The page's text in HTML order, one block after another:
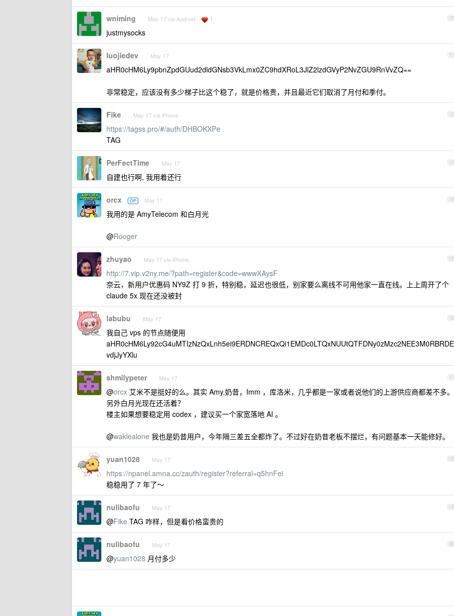
10
wniming May 17 via Android 1
justmysocks
11
luojiedev May 17
aHR0cHM6Ly9pbnZpdGUud2dldGNsb3VkLmx0ZC9hdXRoL3JlZ2lzdGVyP2NvZGU9RnVvZQ==
非常稳定，应该没有多少梯子比这个稳了，就是价格贵，并且最近它们取消了月付和季付。
12
Fike May 17 via iPhone
https://tagss.pro/#/auth/DHBOKXPe
TAG
13
PerFectTime May 17
自建也行啊, 我用着还行
14
orcx OP May 17
我用的是 AmyTelecom 和白月光
@Rooger
15
zhuyao May 17 via iPhone
http://7.vip.v2ny.me/?path=register&code=wwwXAysF
奈云，新用户优惠码 NY9Z 打 9 折，特别稳，延迟也很低，别家要么离线不可用他家一直在线。上上周开了个
claude 5x 现在还没被封
16
labubu May 17
我自己 vps 的节点随便用
aHR0cHM6Ly92cG4uMTIzNzQxLnh5ei9ERDNCREQxQi1EMDc0LTQxNUUtQTFDNy0zMzc2NEE3M0RBRDE
vdjJyYXlu
17
shmilypeter May 17
@orcx 艾米不是挺好的么。其实 Amy,奶昔，Imm ，库洛米，几乎都是一家或者说他们的上游供应商都差不多。
另外白月光现在还活着？
楼主如果想要稳定用 codex ，建议买一个家宽落地 AI 。
@waklealone 我也是奶昔用户，今年隔三差五全都炸了。不过好在奶昔老板不摆烂，有问题基本一天能修好。
18
yuan1028 May 17
https://npanel.amna.cc/zauth/register?referral=q5hnFei
稳稳用了 7 年了～
19
nulibaofu May 17
@Fike TAG 咋样，但是看价格蛮贵的
20
nulibaofu May 17
@yuan1028 月付多少